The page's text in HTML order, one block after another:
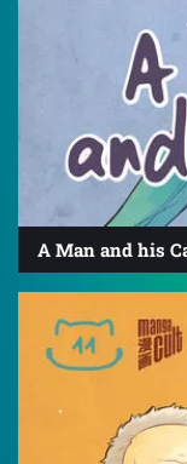
A Man and his